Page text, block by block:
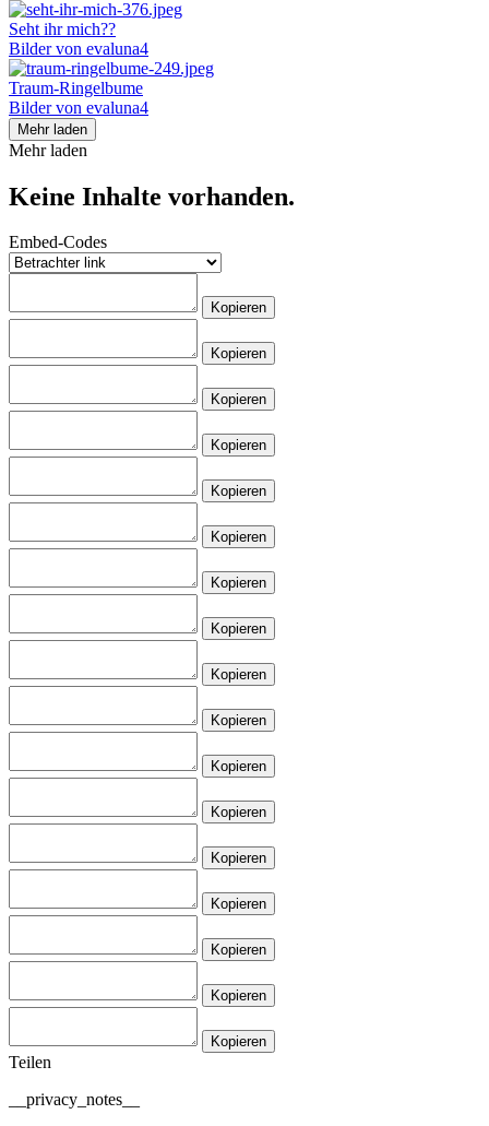
Seht ihr mich??
Bilder von evaluna4
Traum-Ringelbume
Bilder von evaluna4
Mehr laden
Mehr laden
Keine Inhalte vorhanden.
Embed-Codes
Kopieren
Kopieren
Kopieren
Kopieren
Kopieren
Kopieren
Kopieren
Kopieren
Kopieren
Kopieren
Kopieren
Kopieren
Kopieren
Kopieren
Kopieren
Kopieren
Kopieren
Teilen
__privacy_notes__